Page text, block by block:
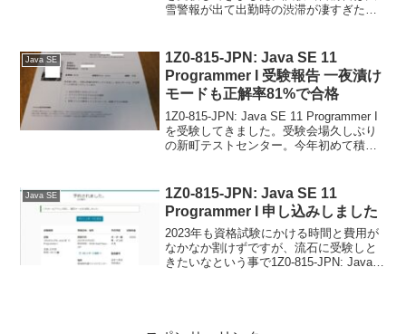
雪警報が出て出勤時の渋滞が凄すぎたの
から怪しい雰囲気。。...
Java SE
1Z0-815-JPN: Java SE 11
Programmer I 受験報告 一夜漬け
モードも正解率81%で合格
1Z0-815-JPN: Java SE 11 Programmer I
を受験してきました。受験会場久しぶり
の新町テストセンター。今年初めて積も
場入りしたのが試験1...
Java SE
1Z0-815-JPN: Java SE 11
Programmer I 申し込みしました
2023年も資格試験にかける時間と費用が
なかなか割けずですが、流石に受験しと
きたいなという事で1Z0-815-JPN: Java